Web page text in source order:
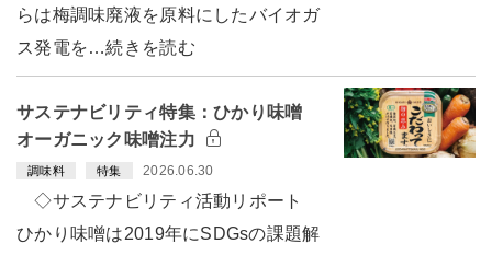
らは梅調味廃液を原料にしたバイオガ
ス発電を…続きを読む
サステナビリティ特集：ひかり味噌
オーガニック味噌注力
調味料 特集 2026.06.30
◇サステナビリティ活動リポート
ひかり味噌は2019年にSDGsの課題解